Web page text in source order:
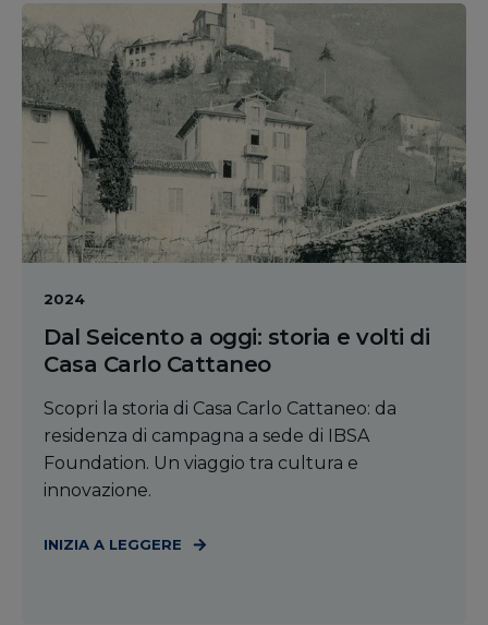
2024
Dal Seicento a oggi: storia e volti di
Casa Carlo Cattaneo
Scopri la storia di Casa Carlo Cattaneo: da
residenza di campagna a sede di IBSA
Foundation. Un viaggio tra cultura e
innovazione.
INIZIA A LEGGERE